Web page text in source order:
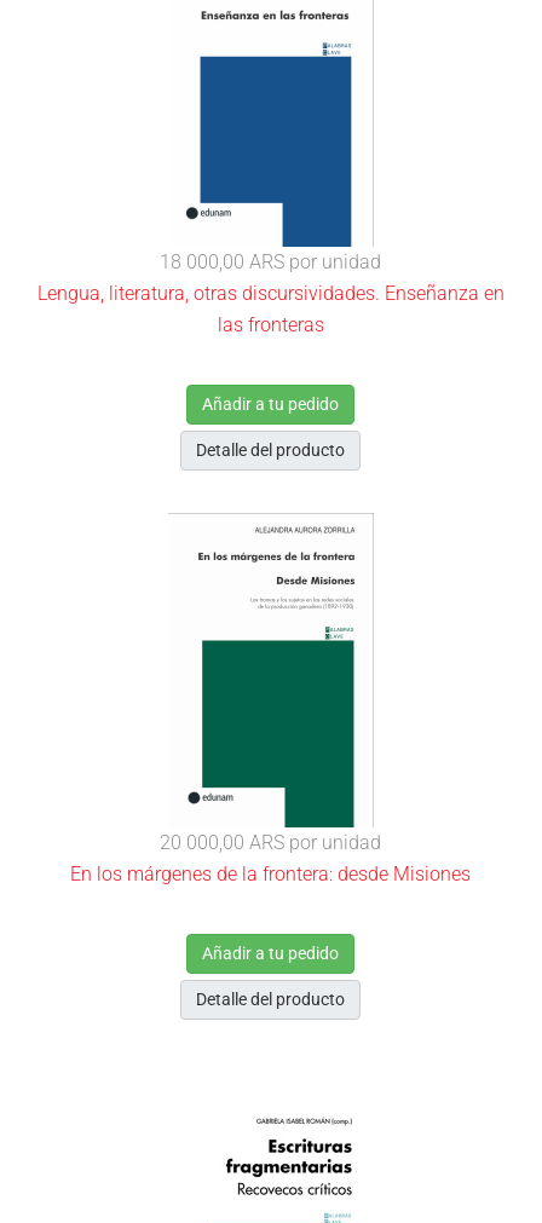
18 000,00 ARS por unidad
Lengua, literatura, otras discursividades. Enseñanza en
las fronteras
Añadir a tu pedido
Detalle del producto
20 000,00 ARS por unidad
En los márgenes de la frontera: desde Misiones
Añadir a tu pedido
Detalle del producto